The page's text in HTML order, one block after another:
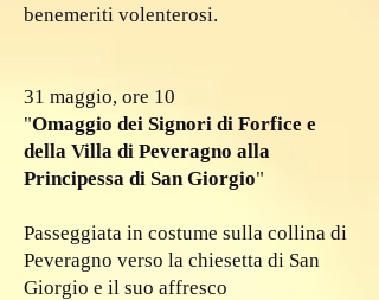
benemeriti volenterosi.
31 maggio, ore 10
"Omaggio dei Signori di Forfice e
della Villa di Peveragno alla
Principessa di San Giorgio"
Passeggiata in costume sulla collina di
Peveragno verso la chiesetta di San
Giorgio e il suo affresco